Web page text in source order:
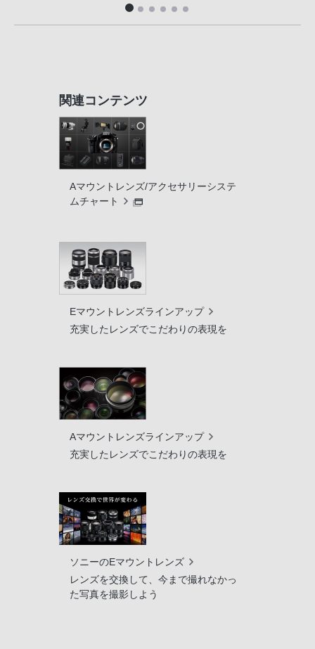
関連コンテンツ
Aマウントレンズ/アクセサリーシステ
ムチャート
Eマウントレンズラインアップ
充実したレンズでこだわりの表現を
Aマウントレンズラインアップ
充実したレンズでこだわりの表現を
ソニーのEマウントレンズ
レンズを交換して、今まで撮れなかっ
た写真を撮影しよう